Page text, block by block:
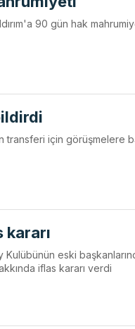
90 gün hak
transferi için görüşmelere
kararı
eski
iflas kararı verdi